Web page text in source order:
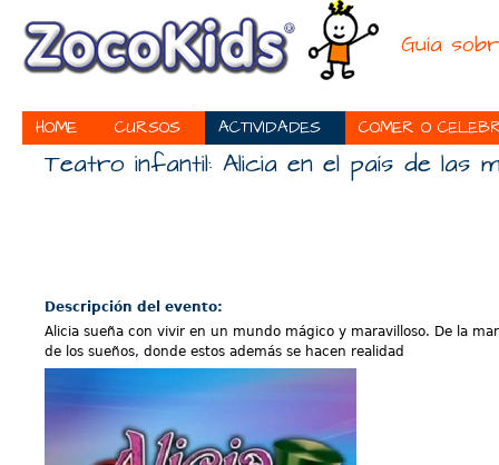
Guía
Teatro infantil: Alicia en el país de las
Descripción del evento:
Alicia sueña con vivir en un mundo mágico y maravilloso. De la
de los sueños, donde estos además se hacen realidad
HOME CURSOS ACTIVIDADES COMER O